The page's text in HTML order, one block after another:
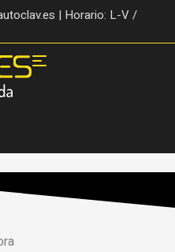
| Horario: L-V /